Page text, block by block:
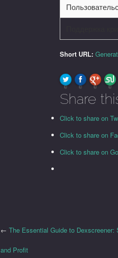
Short URL:
0 0 0 0
Share
Click to share on
Click to share on
Click to share on
← The Essential Guide to Dexscreener:
and Profit